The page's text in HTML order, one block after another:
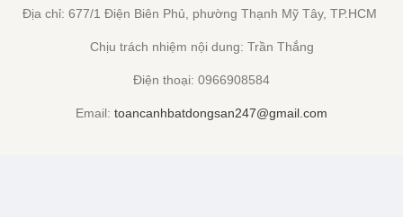
Địa chỉ: 677/1 Điện Biên Phủ, phường Thạnh Mỹ Tây, TP.HCM
Chịu trách nhiệm nội dung: Trần Thắng
Điện thoại: 0966908584
Email: toancanhbatdongsan247@gmail.com